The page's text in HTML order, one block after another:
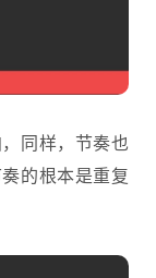
同样，节奏也
的根本是重复